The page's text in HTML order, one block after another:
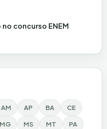
concurso ENEM
AM AP BA CE
MG MS MT PA